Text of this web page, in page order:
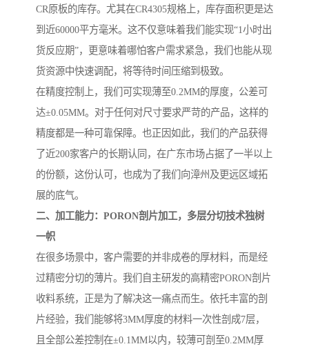
CR原板的库存。尤其在CR4305规格上，库存面积更是达
到近60000平方毫米。这不仅意味着我们能实现“1小时出
货反应期”，更意味着哪怕客户需求紧急，我们也能从现
货资源中快速调配，将等待时间压缩到极致。
在精度控制上，我们可实现薄至0.2MM的厚度，公差可
达±0.05MM。对于任何对尺寸要求严苛的产品，这样的
精度都是一种可靠保障。也正因如此，我们的产品获得
了近200家客户的长期认同，在广东市场占据了一半以上
的份额，这份认可，也成为了我们向漳州及更远区域拓
展的底气。
二、加工能力：PORON剖片加工，多层分切技术独树
一帜
在很多场景中，客户需要的并非成卷的厚材料，而是经
过精密分切的薄片。我们自主研发的高精密PORON剖片
收料系统，正是为了解决这一痛点而生。依托丰富的剖
片经验，我们能够将3MM厚度的材料一次性剖成7层，
且全部公差控制在±0.1MM以内，较薄可剖至0.2MM厚